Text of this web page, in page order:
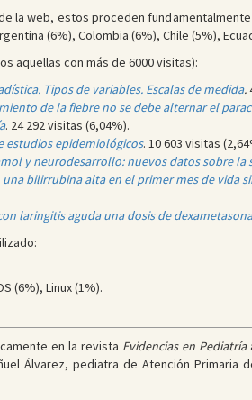
la web, estos proceden
(6%), Colombia (6%), Chile (5%),
aquellas con más de 6000 visitas):
Tipos de variables. Escalas de medida.
de la fiebre no se debe alternar el
. 24 292 visitas (6,04%).
estudios epidemiológicos. 10 603 visitas
y neurodesarrollo: nuevos datos sobre
una bilirrubina alta en el primer mes de
laringitis aguda una dosis de
(6%), Linux (1%).
en la revista Evidencias en Pediatría
Álvarez, pediatra de Atención